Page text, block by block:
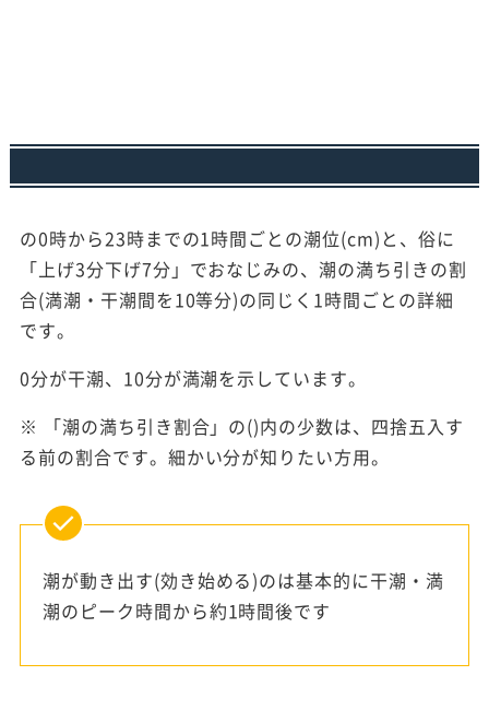
の0時から23時までの1時間ごとの潮位(cm)と、俗に
「上げ3分下げ7分」でおなじみの、潮の満ち引きの割
合(満潮・干潮間を10等分)の同じく1時間ごとの詳細
です。
0分が干潮、10分が満潮を示しています。
※ 「潮の満ち引き割合」の()内の少数は、四捨五入す
る前の割合です。細かい分が知りたい方用。
潮が動き出す(効き始める)のは基本的に干潮・満
潮のピーク時間から約1時間後です